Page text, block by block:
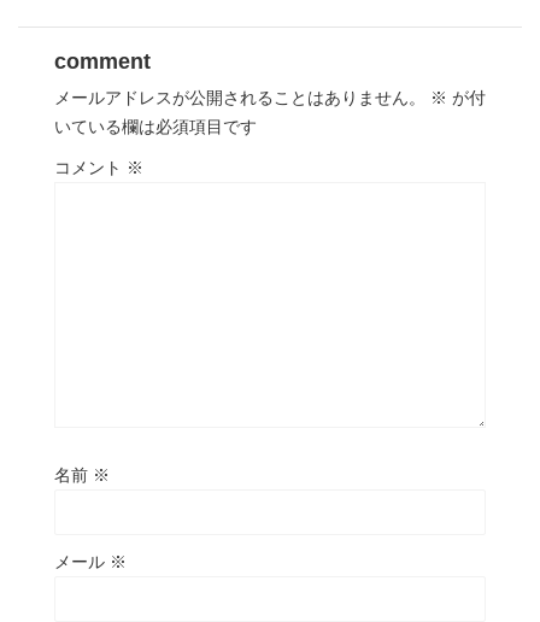
comment
メールアドレスが公開されることはありません。 ※ が付
いている欄は必須項目です
コメント ※
名前 ※
メール ※